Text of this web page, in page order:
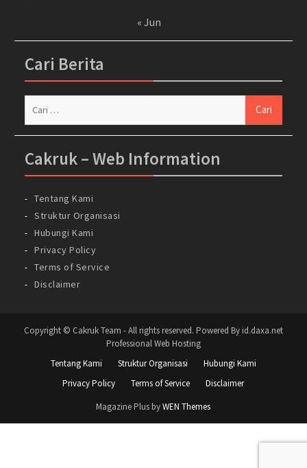
« Jun
Cari Berita
Cakruk – Web Information
Tentang Kami
Struktur Organisasi
Hubungi Kami
Privacy Policy
Terms of Service
Disclaimer
Copyright © Cakruk Team - All rights reserved. Powered By id.daxa.net
Professional Web Hosting
Tentang Kami
Struktur Organisasi
Hubungi Kami
Privacy Policy
Terms of Service
Disclaimer
Magazine Plus byWEN Themes